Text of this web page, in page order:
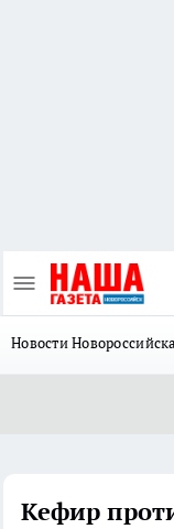
Новости
Кефир